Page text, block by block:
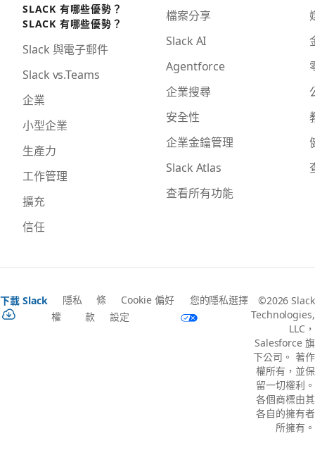
SLACK 有哪些優勢？
SLACK 有哪些優勢？
Slack 與電子郵件
Slack vs.Teams
企業
小型企業
生產力
工作管理
擴充
信任
檔案分享
Slack AI
Agentforce
企業搜尋
安全性
企業金鑰管理
Slack Atlas
查看所有功能
下載 Slack
隱私
權
條
款
Cookie 偏好
設定
您的隱私選擇
©2026 Slack
Technologies,
LLC，
Salesforce 旗
下公司。 著作
權所有，並保
留一切權利。
各個商標由其
各自的擁有者
所擁有。